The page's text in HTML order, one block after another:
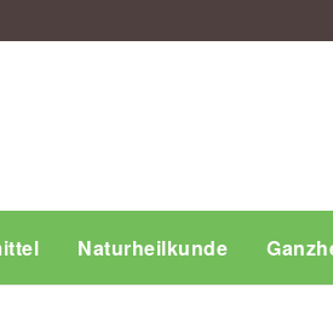
Naturheilkunde